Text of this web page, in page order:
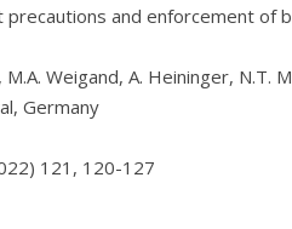
and enforcement of
M.A. Weigand, A. Heininger,
Germany